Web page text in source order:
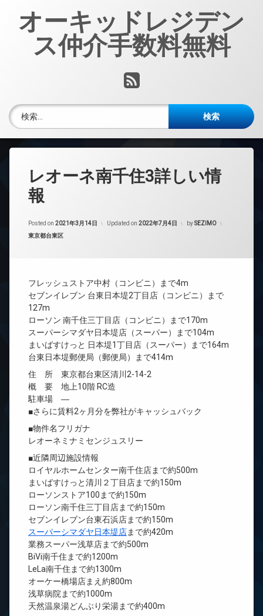
オーキッドレジデン
ス仲介手数料無料
RSS
検索:
レオーネ南千住3詳しい情
報
Posted on 2021年3月14日 Updated on 2022年7月4日 bySEZIMO
カテゴリー:
東京都台東区
フレッシュストア中村（コンビニ）まで4m
セブンイレブン 台東日本堤2丁目店（コンビニ）まで
127m
ローソン 南千住三丁目店（コンビニ）まで170m
スーパーシマダヤ日本堤店（スーパー）まで104m
まいばすけっと 日本堤1丁目店（スーパー）まで164m
台東日本堤郵便局（郵便局）まで414m
住 所 東京都台東区清川2-14-2
概 要 地上10階 RC造
駐車場 ―
■さらに賃料2ヶ月分を弊社がキャッシュバック
■物件名フリガナ
レオーネミナミセンジュスリー
■近隣周辺施設情報
ロイヤルホームセンター南千住店まで約500m
まいばすけっと清川２丁目店まで約150m
ローソンストア100まで約150m
ローソン南千住三丁目店まで約150m
セブンイレブン台東石浜店まで約150m
スーパーシマダヤ日本堤店まで約420m
業務スーパー浅草店まで約500m
BiVi南千住まで約1200m
LeLa南千住まで約1300m
オーケー橋場店まえ約800m
浅草病院まで約1000m
天然温泉湯どんぶり栄湯まで約400m